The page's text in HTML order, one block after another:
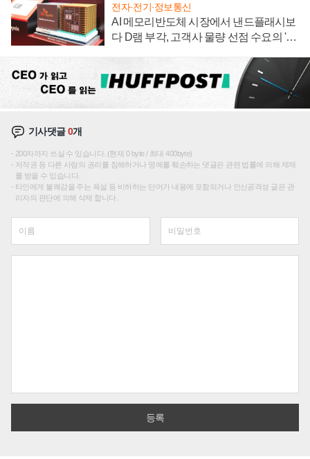
전자·전기·정보통신
AI 메모리반도체 시장에서 낸드플래시보
다 D램 부각, 고객사 물량 선점 수요의 '우
기사댓글0개
200자까지 쓰실 수 있습니다. (현재 0 byte / 최대 400byte)
저작권 등 다른 사람의 권리를 침해하거나 명예를 훼손하는 댓글은 관련 법률에 의해 제재
를 받을 수 있습니다.
타인에게 불쾌감을 주는 욕설 등 비하하는 단어가 내용에 포함되거나 인신공격성 글은 관
리자의 판단에 의해 삭제 합니다.